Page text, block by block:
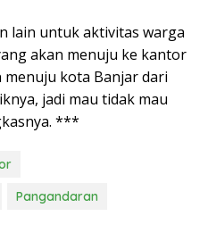
lain untuk aktivitas warga
akan menuju ke kantor
menuju kota Banjar dari
jadi mau tidak mau
***
Pangandaran